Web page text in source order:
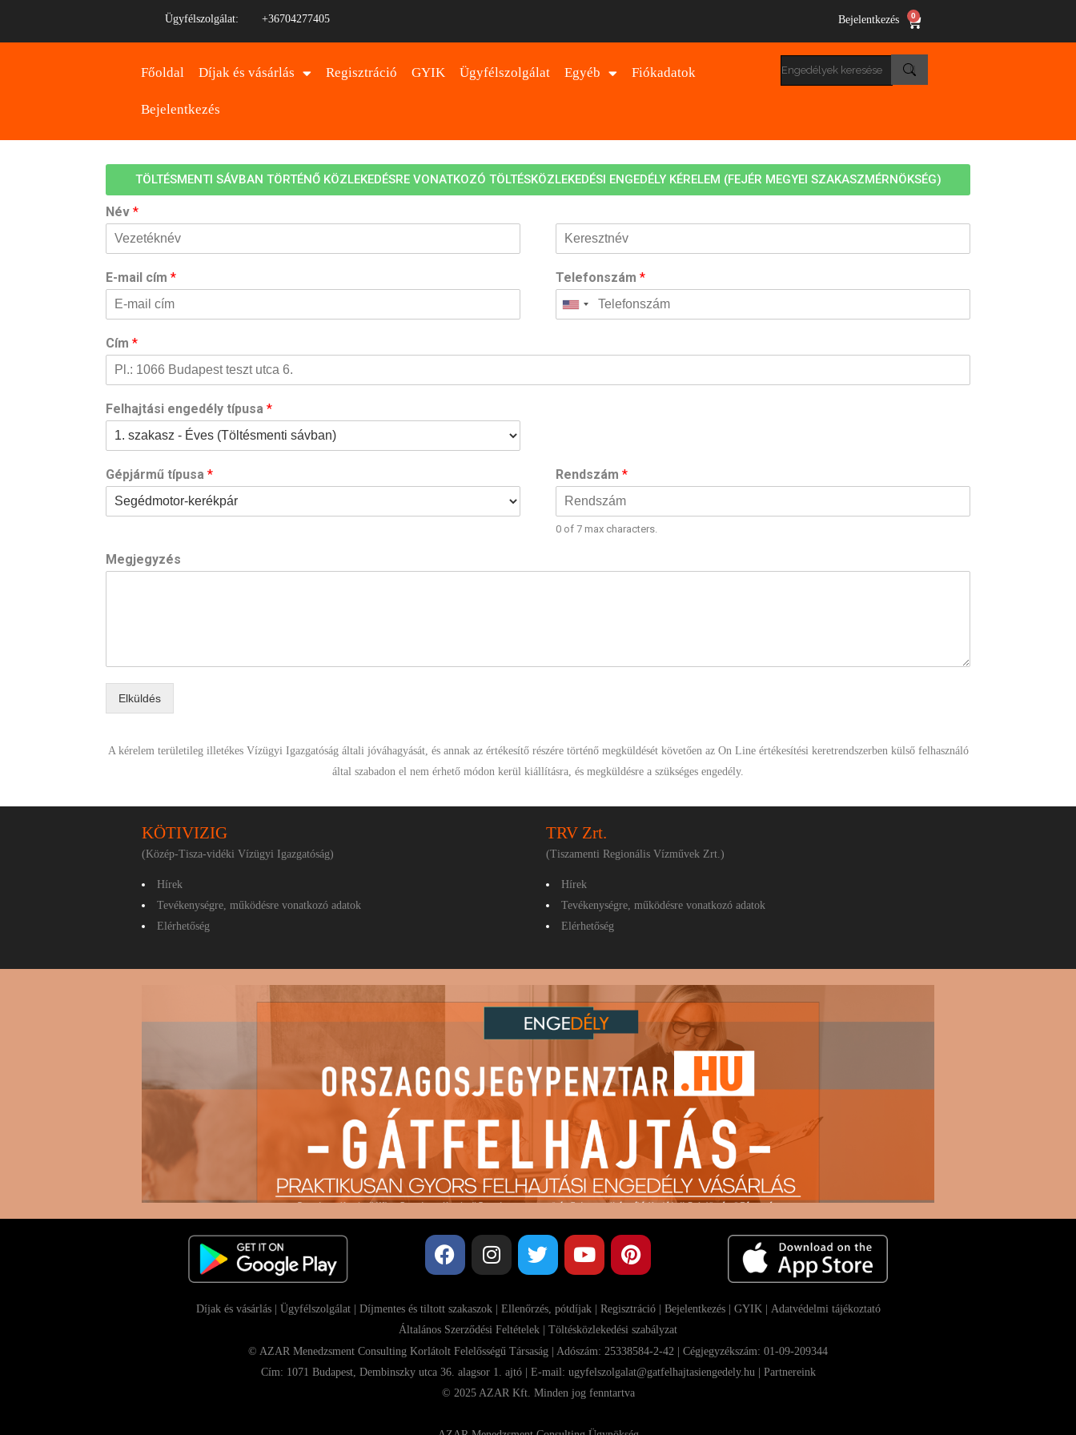
Ügyfélszolgálat: +36704277405 Bejelentkezés 0
Főoldal Díjak és vásárlás Regisztráció GYIK Ügyfélszolgálat Egyéb Fiókadatok
Bejelentkezés
TÖLTÉSMENTI SÁVBAN TÖRTÉNŐ KÖZLEKEDÉSRE VONATKOZÓ TÖLTÉSKÖZLEKEDÉSI ENGEDÉLY KÉRELEM (FEJÉR MEGYEI SZAKASZMÉRNÖKSÉG)
Név *
E-mail cím * Telefonszám *
Cím *
Felhajtási engedély típusa *
Gépjármű típusa * Rendszám *
0 of 7 max characters.
Megjegyzés
Elküldés
A kérelem területileg illetékes Vízügyi Igazgatóság általi jóváhagyását, és annak az értékesítő részére történő megküldését követően az On Line értékesítési keretrendszerben külső felhasználó
által szabadon el nem érhető módon kerül kiállításra, és megküldésre a szükséges engedély.
KÖTIVIZIG
(Közép-Tisza-vidéki Vízügyi Igazgatóság)
TRV Zrt.
(Tiszamenti Regionális Vízművek Zrt.)
Hírek
Tevékenységre, működésre vonatkozó adatok
Elérhetőség
Hírek
Tevékenységre, működésre vonatkozó adatok
Elérhetőség
Díjak és vásárlás| Ügyfélszolgálat| Díjmentes és tiltott szakaszok| Ellenőrzés, pótdíjak| Regisztráció| Bejelentkezés| GYIK | Adatvédelmi tájékoztató
Általános Szerződési Feltételek | Töltésközlekedési szabályzat
© AZAR Menedzsment Consulting Korlátolt Felelősségű Társaság | Adószám: 25338584-2-42 | Cégjegyzékszám: 01-09-209344
Cím: 1071 Budapest, Dembinszky utca 36. alagsor 1. ajtó | E-mail: ugyfelszolgalat@gatfelhajtasiengedely.hu | Partnereink
© 2025 AZAR Kft. Minden jog fenntartva